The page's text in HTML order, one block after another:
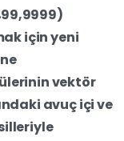
için yeni
vektör
avuç içi ve